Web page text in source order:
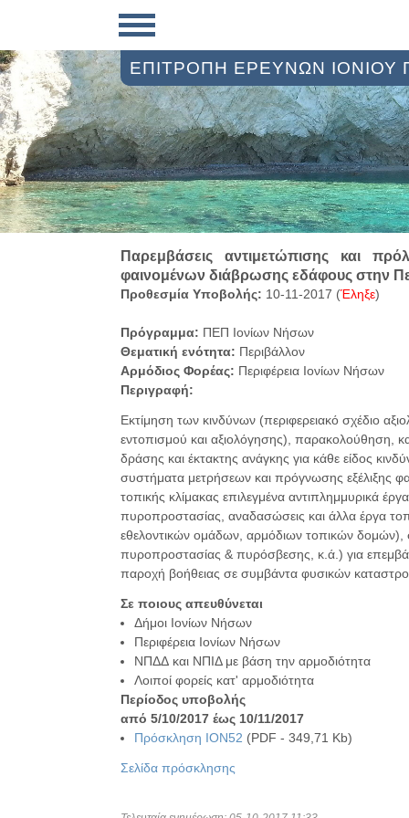
ΕΠΙΤΡΟΠΗ ΕΡΕΥΝΩΝ ΙΟΝΙΟΥ
Παρεμβάσεις αντιμετώπισης και
φαινομένων διάβρωσης εδάφους στην
Προθεσμία Υποβολής: 10-11-2017 (Έληξε)
Πρόγραμμα: ΠΕΠ Ιονίων Νήσων
Θεματική ενότητα: Περιβάλλον
Αρμόδιος Φορέας: Περιφέρεια Ιονίων Νήσων
Περιγραφή:
Εκτίμηση των κινδύνων (περιφερειακό σχέδιο
εντοπισμού και αξιολόγησης), παρακολούθηση,
δράσης και έκτακτης ανάγκης για κάθε είδος
συστήματα μετρήσεων και πρόγνωσης εξέλιξης
τοπικής κλίμακας επιλεγμένα αντιπλημμυρικά
πυροπροστασίας, αναδασώσεις και άλλα έργα
εθελοντικών ομάδων, αρμόδιων τοπικών
πυροπροστασίας & πυρόσβεσης, κ.ά.) για
παροχή βοήθειας σε συμβάντα φυσικών
Σε ποιους απευθύνεται
Δήμοι Ιονίων Νήσων
Περιφέρεια Ιονίων Νήσων
ΝΠΔΔ και ΝΠΙΔ με βάση την αρμοδιότητα
Λοιποί φορείς κατ' αρμοδιότητα
Περίοδος υποβολής
από 5/10/2017 έως 10/11/2017
Πρόσκληση ΙΟΝ52 (PDF - 349,71 Kb)
Σελίδα πρόσκλησης